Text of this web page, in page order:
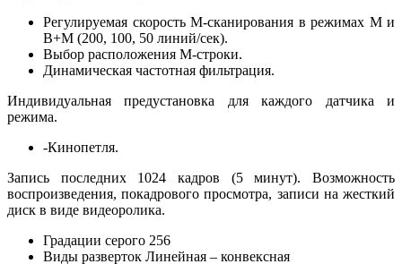
Регулируемая скорость М-сканирования в режимах М и
В+М (200, 100, 50 линий/сек).
Выбор расположения М-строки.
Динамическая частотная фильтрация.
Индивидуальная предустановка для каждого датчика и
режима.
-Кинопетля.
Запись последних 1024 кадров (5 минут). Возможность
воспроизведения, покадрового просмотра, записи на жесткий
диск в виде видеоролика.
Градации серого 256
Виды разверток Линейная – конвексная